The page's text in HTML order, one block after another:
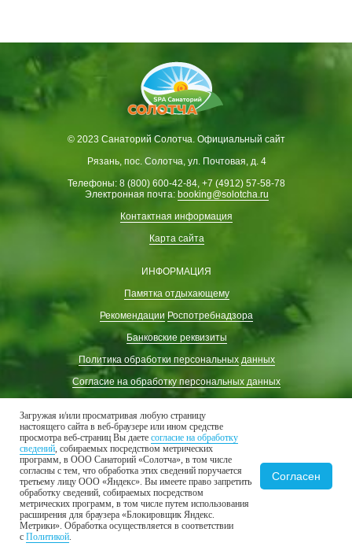
© 2023 Санаторий Солотча. Официальный сайт
Рязань, пос. Солотча, ул. Почтовая, д. 4
Телефоны: 8 (800) 600-42-84, +7 (4912) 57-58-78
Электронная почта: booking@solotcha.ru
Контактная информация
Карта сайта
ИНФОРМАЦИЯ
Памятка отдыхающему
Рекомендации Роспотребнадзора
Банковские реквизиты
Политика обработки персональных данных
Согласие на обработку персональных данных
(для формы обратного звонка)
ВАКАНСИИ
ГОСТЯМ
Номера и проживание
Лечение
Загружая и/или просматривая любую страницу
настоящего сайта в веб-браузере или ином средстве
просмотра веб-страниц Вы даете согласие на обработку
сведений, собираемых посредством метрических
программ, в ООО Санаторий «Солотча», в том числе
согласны с тем, что обработка этих сведений поручается
третьему лицу ООО «Яндекс». Вы имеете право запретить
обработку сведений, собираемых посредством
метрических программ, в том числе путем использования
расширения для браузера «Блокировщик Яндекс.
Метрики». Обработка осуществляется в соответствии
с Политикой.
Согласен